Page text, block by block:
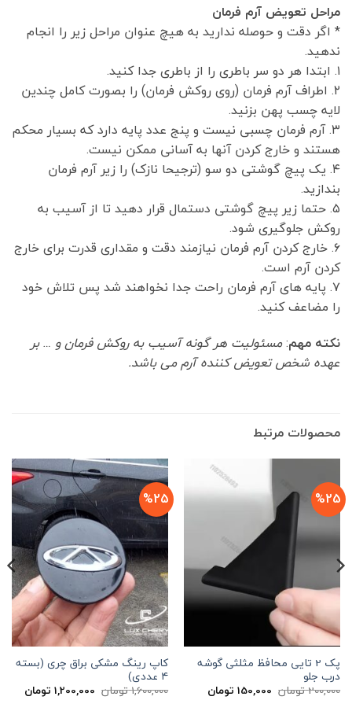
مراحل تعویض آرم فرمان
* اگر دقت و حوصله ندارید به هیچ عنوان مراحل زیر را انجام
ندهید.
۱. ابتدا هر دو سر باطری را از باطری جدا کنید.
۲. اطراف آرم فرمان (روی روکش فرمان) را بصورت کامل چندین
لایه چسب پهن بزنید.
۳. آرم فرمان چسبی نیست و پنج عدد پایه دارد که بسیار محکم
هستند و خارج کردن آنها به آسانی ممکن نیست.
۴. یک پیچ گوشتی دو سو (ترجیحا نازک) را زیر آرم فرمان
بندازید.
۵. حتما زیر پیچ گوشتی دستمال قرار دهید تا از آسیب به
روکش جلوگیری شود.
۶. خارج کردن آرم فرمان نیازمند دقت و مقداری قدرت برای خارج
کردن آرم است.
۷. پایه های آرم فرمان راحت جدا نخواهند شد پس تلاش خود
را مضاعف کنید.
نکته مهم:مسئولیت هر گونه آسیب به روکش فرمان و … بر
عهده شخص تعویض کننده آرم می باشد.
محصولات مرتبط
%25
پک 2 تایی محافظ مثلثی گوشه
درب جلو
200,000تومان قیمت
اصلی
150,000 تومانقیمت
فعلی
%25
کاپ رینگ مشکی براق چری (بسته
۴ عددی)
1,600,000تومان قیمت
اصلی
1,200,000 تومان
فعلی